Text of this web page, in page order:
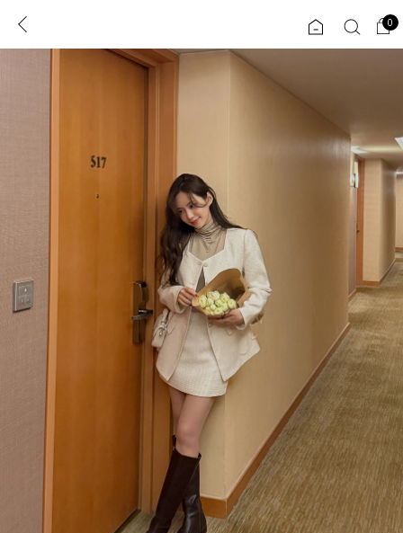
로그인 0
JP
회원혜택 입
CATEGORY
인플루언서 pick!
신상 5%
베스트
ALL
익스클루시브
아우터
티셔츠
니트
원피스
팬츠
0